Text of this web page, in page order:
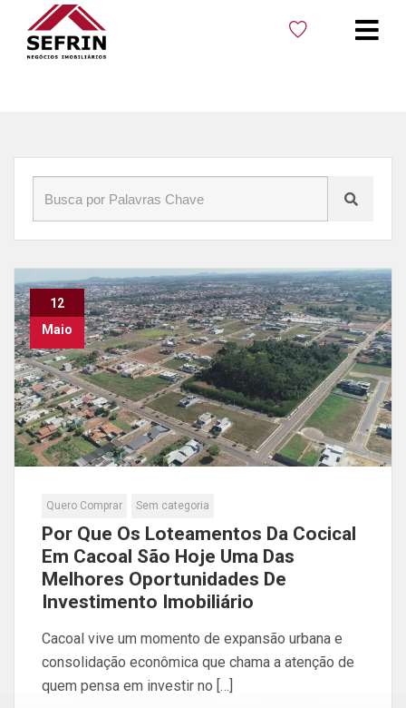
Início»Blog »Cocical
12
Maio
Quero Comprar Sem categoria
Por Que Os Loteamentos Da Cocical
Em Cacoal São Hoje Uma Das
Melhores Oportunidades De
Investimento Imobiliário
Cacoal vive um momento de expansão urbana e
consolidação econômica que chama a atenção de
quem pensa em investir no […]